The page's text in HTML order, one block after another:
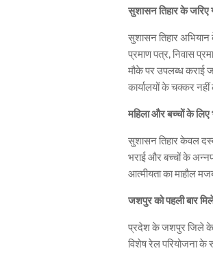
सुशासन तिहार के जरिए
सुशासन तिहार अभियान
प्रमाण पत्र, निवास
मौके पर उपलब्ध कराई
कार्यालयों के चक्कर
महिला और बच्चों के लिए
सुशासन तिहार केवल
भराई और बच्चों के
आत्मीयता का माहौल
जशपुर को पहली बार
प्रदेश के जशपुर जिले के
विशेष रेल परियोजना